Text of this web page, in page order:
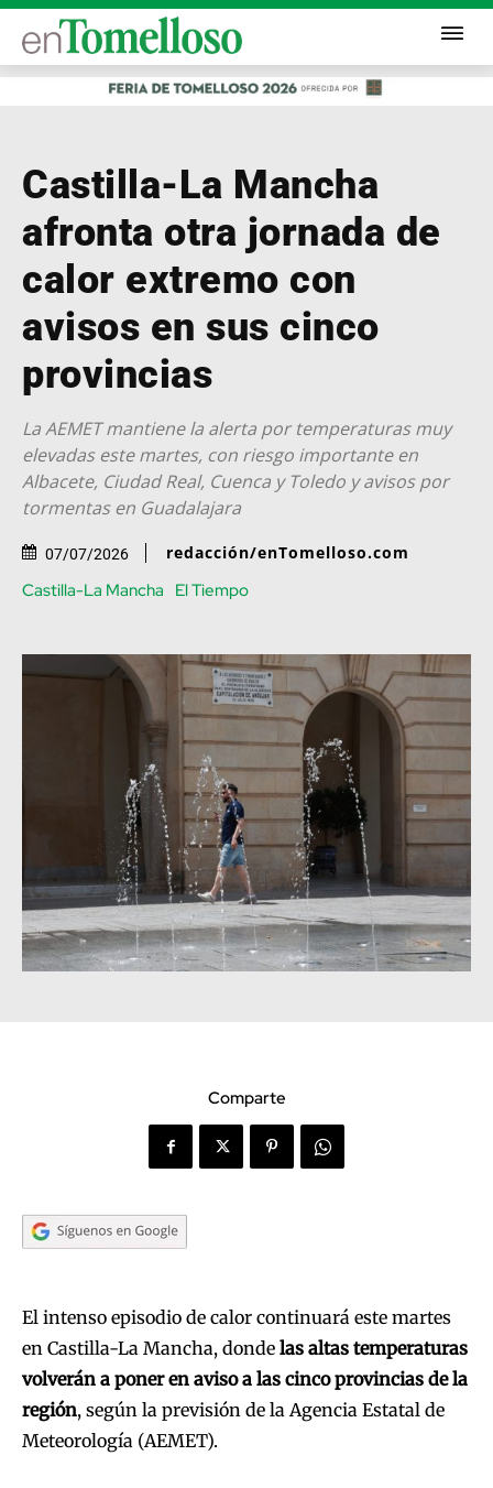
Castilla-La Mancha
afronta otra jornada de
calor extremo con
avisos en sus cinco
provincias
La AEMET mantiene la alerta por temperaturas muy
elevadas este martes, con riesgo importante en
Albacete, Ciudad Real, Cuenca y Toledo y avisos por
tormentas en Guadalajara
07/07/2026 redacción/enTomelloso.com
Castilla-La Mancha El Tiempo
Comparte
El intenso episodio de calor continuará este martes
en Castilla-La Mancha, donde las altas temperaturas
volverán a poner en aviso a las cinco provincias de la
región, según la previsión de la Agencia Estatal de
Meteorología (AEMET).